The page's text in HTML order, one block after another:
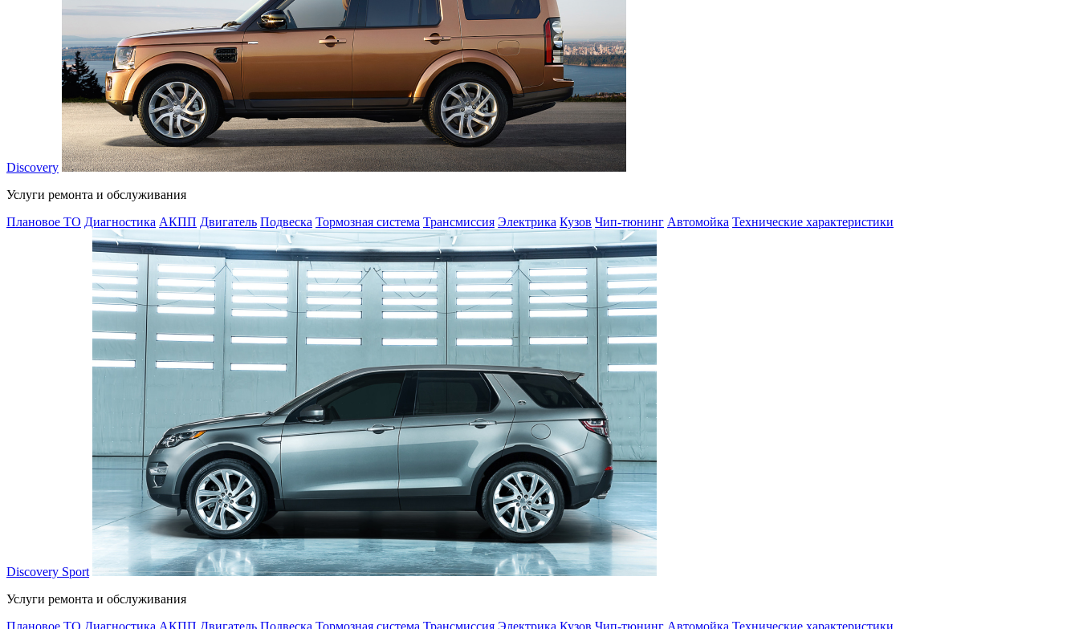
Discovery
Услуги ремонта и обслуживания
Плановое ТО Диагностика АКПП Двигатель Подвеска Тормозная система Трансмиссия Электрика Кузов Чип-тюнинг Автомойка Технические характеристики
Discovery Sport
Услуги ремонта и обслуживания
Плановое ТО Диагностика АКПП Двигатель Подвеска Тормозная система Трансмиссия Электрика Кузов Чип-тюнинг Автомойка Технические характеристики